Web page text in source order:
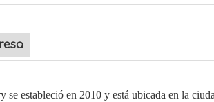
se estableció en 2010 y está ubicada en la